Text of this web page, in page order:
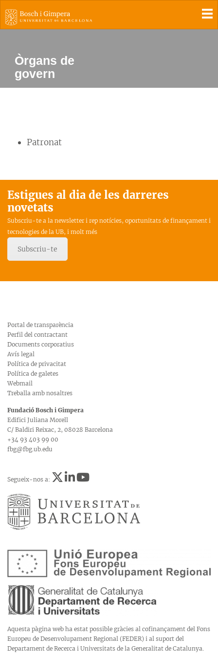
Òrgans de
govern
Patronat
Estigues al dia de les darreres
novetats
Subscriu-te a la newsletter i rep notícies, oportunitats de finançament i
tecnologies de la UB, i molt més
Subscriu-te
Portal de transparència
Perfil del contractant
Documents corporatius
Avís legal
Política de privacitat
Política de galetes
Webmail
Treballa amb nosaltres
Fundació Bosch i Gimpera
Edifici Juliana Morell
C/ Baldiri Reixac, 2, 08028 Barcelona
+34 93 403 99 00
fbg@fbg.ub.edu
Segueix-nos a:
Aquesta pàgina web ha estat possible gràcies al cofinançament del Fons
Europeu de Desenvolupament Regional (FEDER) i al suport del
Departament de Recerca i Universitats de la Generalitat de Catalunya.